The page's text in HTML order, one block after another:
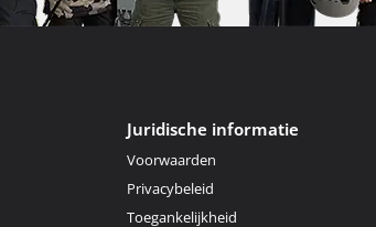
Juridische informatie
Voorwaarden
Privacybeleid
Toegankelijkheid